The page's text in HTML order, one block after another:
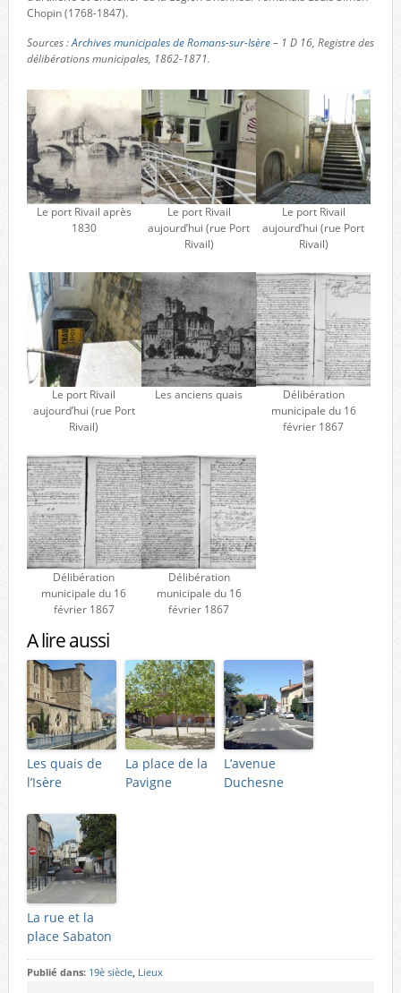
Chopin (1768-1847).
Sources :Archives municipales de Romans-sur-Isère– 1 D 16, Registre des
délibérations municipales, 1862-1871.
Le port Rivail après
1830
Le port Rivail
aujourd’hui (rue Port
Rivail)
Le port Rivail
aujourd’hui (rue Port
Rivail)
Le port Rivail
aujourd’hui (rue Port
Rivail)
Les anciens quais
Délibération
municipale du 16
février 1867
Délibération
municipale du 16
février 1867
Délibération
municipale du 16
février 1867
A lire aussi
Les quais de
l’Isère
La place de la
Pavigne
L’avenue
Duchesne
La rue et la
place Sabaton
Publié dans: 19è siècle, Lieux